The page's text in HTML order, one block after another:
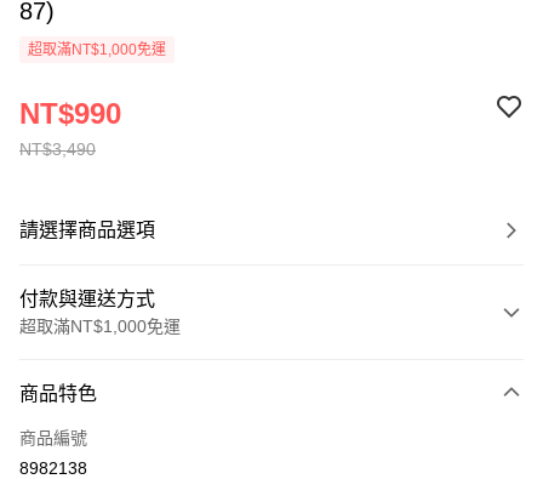
87)
超取滿NT$1,000免運
NT$3,490
NT$990
請選擇商品選項
付款與運送方式
超取滿NT$1,000免運
信用卡一次付款
Apple Pay
商品特色
商品編號
8982138